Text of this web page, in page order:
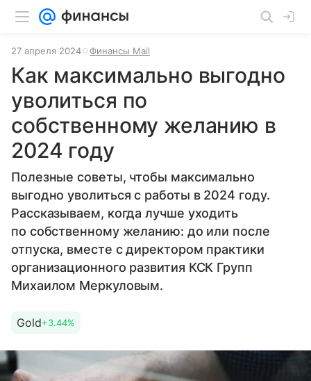
27 апреля 2024 Финансы Mail
Как максимально выгодно
уволиться по
собственному желанию в
2024 году
Полезные советы, чтобы максимально
выгодно уволиться с работы в 2024 году.
Рассказываем, когда лучше уходить
по собственному желанию: до или после
отпуска, вместе с директором практики
организационного развития КСК Групп
Михаилом Меркуловым.
Gold+3.44%